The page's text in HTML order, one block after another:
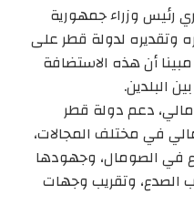
رئيس وزراء جمهورية
وتقديره لدولة قطر على
أن هذه الاستضافة
البلدين.
دعم دولة قطر
في مختلف المجالات،
في الصومال، وجهودها
الصدع، وتقريب وجهات